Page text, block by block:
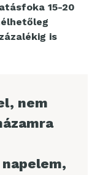
15-20
is
nem